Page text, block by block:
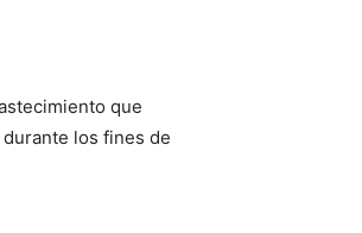
que
los fines de